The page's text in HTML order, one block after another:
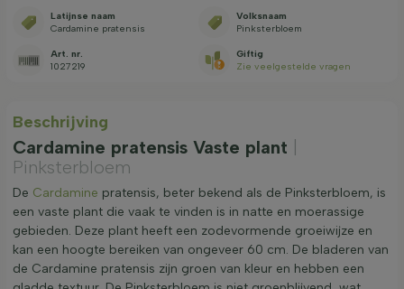
Latijnse naam
Cardamine pratensis
Volksnaam
Pinksterbloem
Art. nr.
1027219
Giftig
Zie veelgestelde vragen
Beschrijving
Cardamine pratensis Vaste plant
Pinksterbloem
De Cardamine pratensis, beter bekend als de Pinksterbloem, is
een vaste plant die vaak te vinden is in natte en moerassige
gebieden. Deze plant heeft een zodevormende groeiwijze en
kan een hoogte bereiken van ongeveer 60 cm. De bladeren van
de Cardamine pratensis zijn groen van kleur en hebben een